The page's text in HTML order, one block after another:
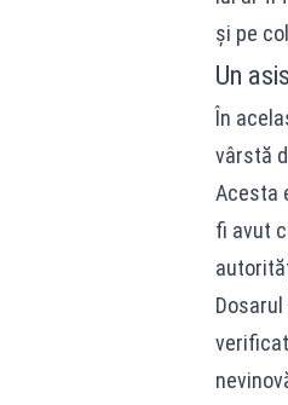
și pe
Un
În
vârstă
Acesta
fi avut